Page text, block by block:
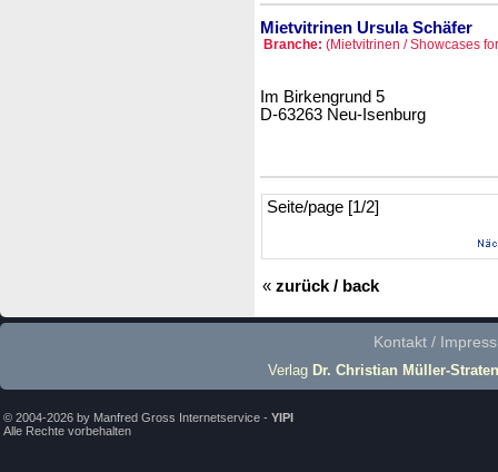
Mietvitrinen Ursula Schäfer
Branche: (Mietvitrinen / Showcases
Im Birkengrund 5
D-63263 Neu-Isenburg
Seite/page [1/2]
« zurück / back
Kontakt /
Verlag Dr. Christian Müller-Straten
© 2004-2026 by Manfred Gross Internetservice - YIPI
Alle Rechte vorbehalten